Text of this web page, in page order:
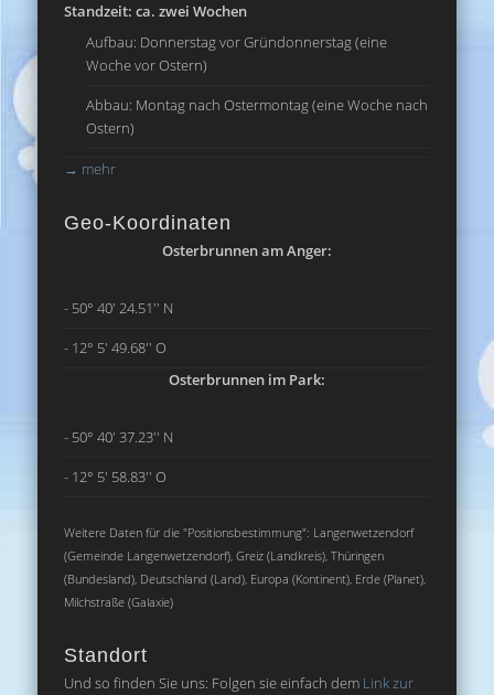
Standzeit: ca. zwei Wochen
Aufbau: Donnerstag vor Gründonnerstag (eine
Woche vor Ostern)
Abbau: Montag nach Ostermontag (eine Woche nach
Ostern)
→ mehr
Geo-Koordinaten
Osterbrunnen am Anger:
- 50° 40' 24.51'' N
- 12° 5' 49.68'' O
Osterbrunnen im Park:
- 50° 40' 37.23'' N
- 12° 5' 58.83'' O
Weitere Daten für die "Positionsbestimmung": Langenwetzendorf
(Gemeinde Langenwetzendorf), Greiz (Landkreis), Thüringen
(Bundesland), Deutschland (Land), Europa (Kontinent), Erde (Planet),
Milchstraße (Galaxie)
Standort
Und so finden Sie uns: Folgen sie einfach dem Link zur